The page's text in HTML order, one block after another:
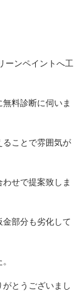
ーンペイントへ工
料診断に伺いま
ることで雰囲気が
せで提案致しま
部分も劣化して
とうございまし